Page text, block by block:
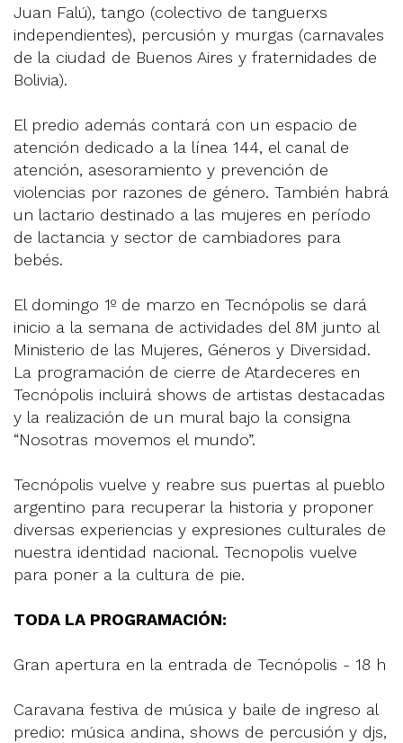
Juan Falú), tango (colectivo de tanguerxs
independientes), percusión y murgas (carnavales
de la ciudad de Buenos Aires y fraternidades de
Bolivia).
El predio además contará con un espacio de
atención dedicado a la línea 144, el canal de
atención, asesoramiento y prevención de
violencias por razones de género. También habrá
un lactario destinado a las mujeres en período
de lactancia y sector de cambiadores para
bebés.
El domingo 1º de marzo en Tecnópolis se dará
inicio a la semana de actividades del 8M junto al
Ministerio de las Mujeres, Géneros y Diversidad.
La programación de cierre de Atardeceres en
Tecnópolis incluirá shows de artistas destacadas
y la realización de un mural bajo la consigna
“Nosotras movemos el mundo”.
Tecnópolis vuelve y reabre sus puertas al pueblo
argentino para recuperar la historia y proponer
diversas experiencias y expresiones culturales de
nuestra identidad nacional. Tecnopolis vuelve
para poner a la cultura de pie.
TODA LA PROGRAMACIÓN:
Gran apertura en la entrada de Tecnópolis - 18 h
Caravana festiva de música y baile de ingreso al
predio: música andina, shows de percusión y djs,